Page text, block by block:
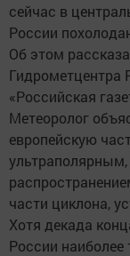
сейчас в
России
Об этом
«Российская
Метеоролог
европейскую
части циклона,
Хотя декада
России наиболее